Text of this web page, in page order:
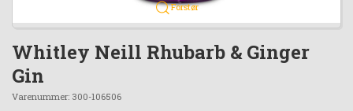
Forstør
Whitley Neill Rhubarb & Ginger
Gin
Varenummer: 300-106506